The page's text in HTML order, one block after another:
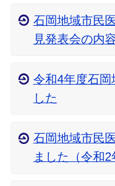
石岡地域市民
見発表会の内
令和4年度石岡
した
石岡地域市民
ました（令和2